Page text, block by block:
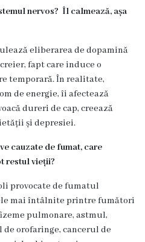
nervos? Îl calmează, așa
eliberarea de dopamină
fapt care induce o
temporară. În realitate,
de energie, îi afectează
dureri de cap, creează
și depresiei.
cauzate de fumat, care
restul vieții?
provocate de fumatul
mai întâlnite printre fumători
pulmonare, astmul,
orofaringe, cancerul de